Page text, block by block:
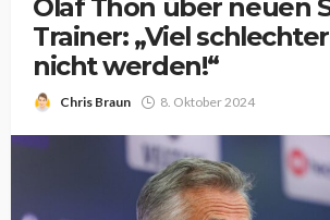
Olaf Thon über neuen
Trainer: „Viel
nicht werden!“
Chris Braun 8. Oktober 2024